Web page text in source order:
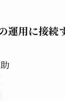
運用に接続